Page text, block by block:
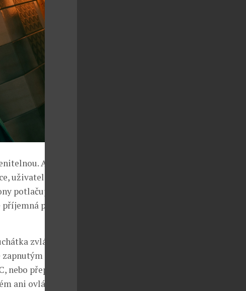
Ať už se
uživatelé
potlačující
pro obě
zvládnou
ANC.
přepnout
ani ovládání